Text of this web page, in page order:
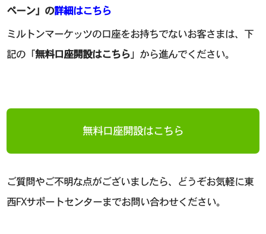
ペーン」の詳細はこちら
ミルトンマーケッツの口座をお持ちでないお客さまは、下
記の「無料口座開設はこちら」から進んでください。
無料口座開設はこちら
ご質問やご不明な点がございましたら、どうぞお気軽に東
西FXサポートセンターまでお問い合わせください。